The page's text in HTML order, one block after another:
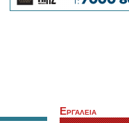
Εργαλεια